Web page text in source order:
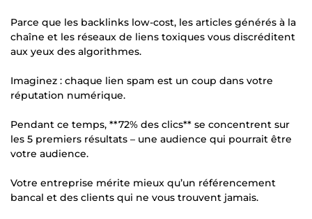
Parce que les backlinks low-cost, les articles générés à la
chaîne et les réseaux de liens toxiques vous discréditent
aux yeux des algorithmes.
Imaginez : chaque lien spam est un coup dans votre
réputation numérique.
Pendant ce temps, **72% des clics** se concentrent sur
les 5 premiers résultats – une audience qui pourrait être
votre audience.
Votre entreprise mérite mieux qu’un référencement
bancal et des clients qui ne vous trouvent jamais.